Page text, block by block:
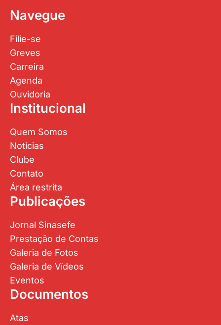
Navegue
Filie-se
Greves
Carreira
Agenda
Ouvidoria
Institucional
Quem Somos
Notícias
Clube
Contato
Área restrita
Publicações
Jornal Sinasefe
Prestação de Contas
Galeria de Fotos
Galeria de Vídeos
Eventos
Documentos
Atas